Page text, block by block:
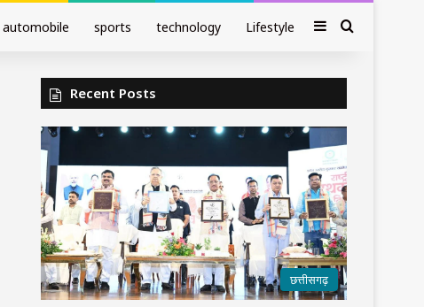
automobile sports technology Lifestyle SidebarSearch
Recent Posts
छत्तीसगढ़